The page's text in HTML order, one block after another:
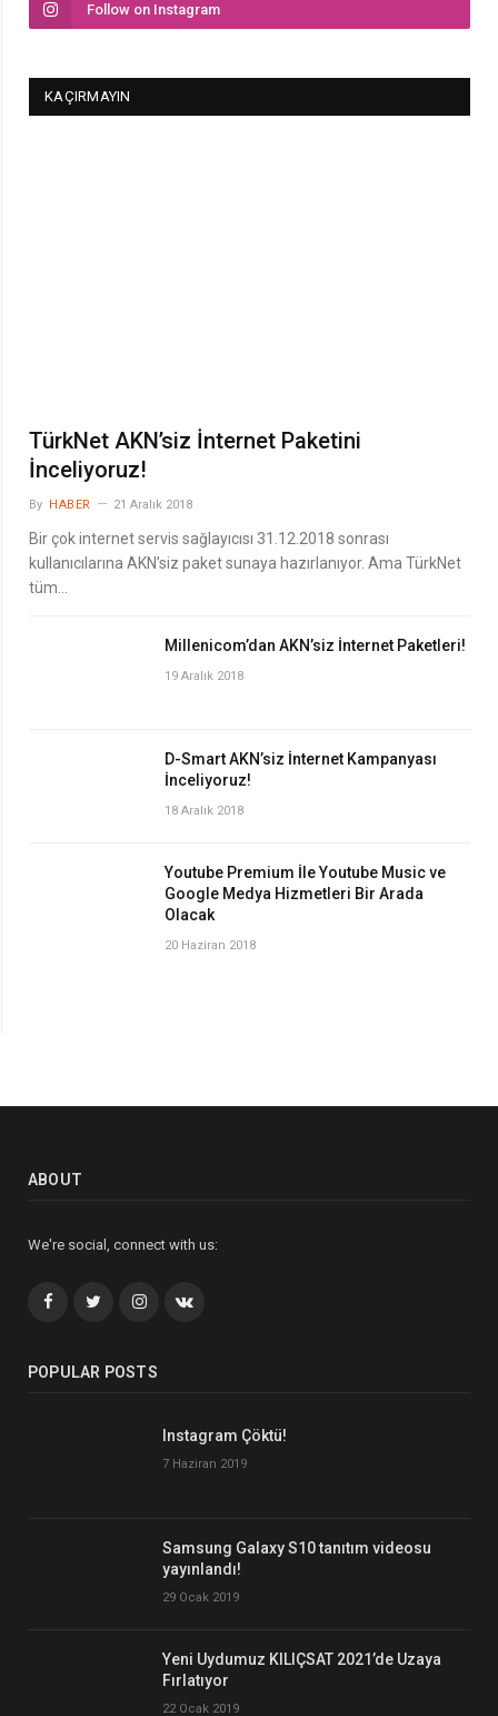
Follow on Instagram
KAÇIRMAYIN
TürkNet AKN’siz İnternet Paketini
İnceliyoruz!
By HABER 21 Aralık 2018
Bir çok internet servis sağlayıcısı 31.12.2018 sonrası
kullanıcılarına AKN’siz paket sunaya hazırlanıyor. Ama TürkNet
tüm…
Millenicom’dan AKN’siz İnternet Paketleri!
19 Aralık 2018
D-Smart AKN’siz İnternet Kampanyası
İnceliyoruz!
18 Aralık 2018
Youtube Premium İle Youtube Music ve
Google Medya Hizmetleri Bir Arada
Olacak
20 Haziran 2018
ABOUT
We're social, connect with us:
FacebookTwitterİnstagram+
VK
POPULAR POSTS
Instagram Çöktü!
7 Haziran 2019
Samsung Galaxy S10 tanıtım videosu
yayınlandı!
29 Ocak 2019
Yeni Uydumuz KILIÇSAT 2021’de Uzaya
Fırlatıyor
22 Ocak 2019